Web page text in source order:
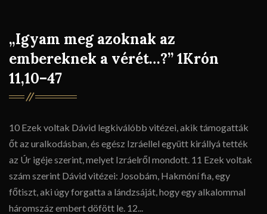
„Igyam meg azoknak az
embereknek a vérét…?” 1Krón
11,10–47
10 Ezek voltak Dávid legkiválóbb vitézei, akik támogatták
őt az uralkodásban, és egész Izráellel együtt királlyá tették
az Úr igéje szerint, melyet Izráelről mondott. 11 Ezek voltak
szám szerint Dávid vitézei: Josobám, Hakmóní fia, egy
főtiszt, aki úgy forgatta a lándzsáját, hogy egy alkalommal
háromszáz embert döfött le. 12...